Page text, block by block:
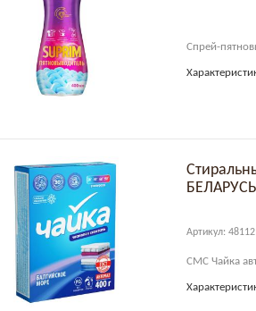
Спрей-
БЕЛАРУСЬ
Артикул:
СМС Чайка